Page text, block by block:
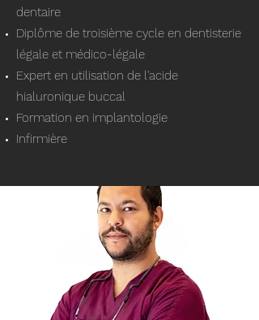
dentaire
Diplôme de troisième cycle en dentisterie
légale et médico-légale
Expert en utilisation de l'acide
hialuronique buccal
Formation en implantologie
Infirmière